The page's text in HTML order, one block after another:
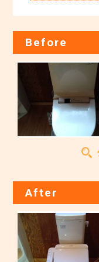
Before
After